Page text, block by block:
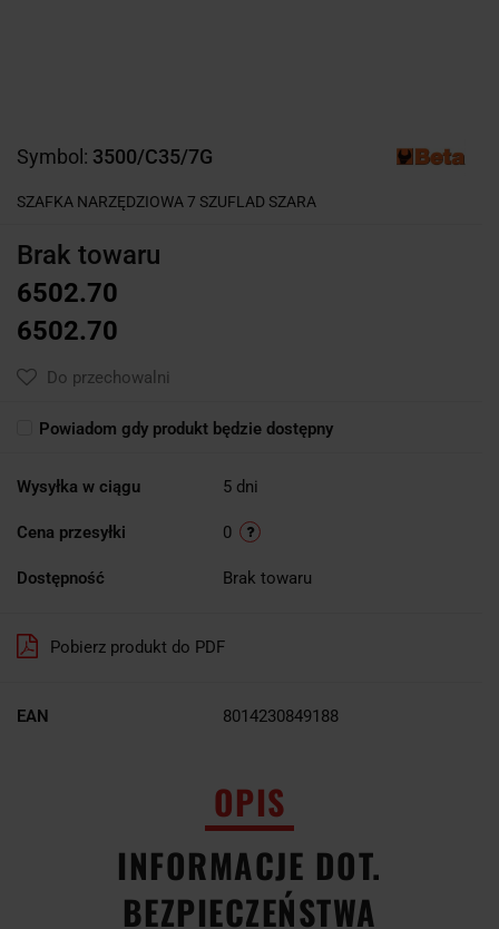
Symbol: 3500/C35/7G
SZAFKA NARZĘDZIOWA 7 SZUFLAD SZARA
Brak towaru
6502.70
6502.70
Do przechowalni
Powiadom gdy produkt będzie dostępny
Wysyłka w ciągu 5 dni
Cena przesyłki 0
Dostępność Brak towaru
Pobierz produkt do PDF
EAN 8014230849188
OPIS
INFORMACJE DOT.
BEZPIECZEŃSTWA